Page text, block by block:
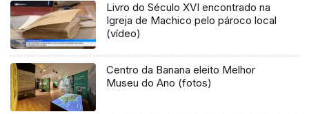
Livro do Século XVI encontrado na
Igreja de Machico pelo pároco local
(vídeo)
Centro da Banana eleito Melhor
Museu do Ano (fotos)